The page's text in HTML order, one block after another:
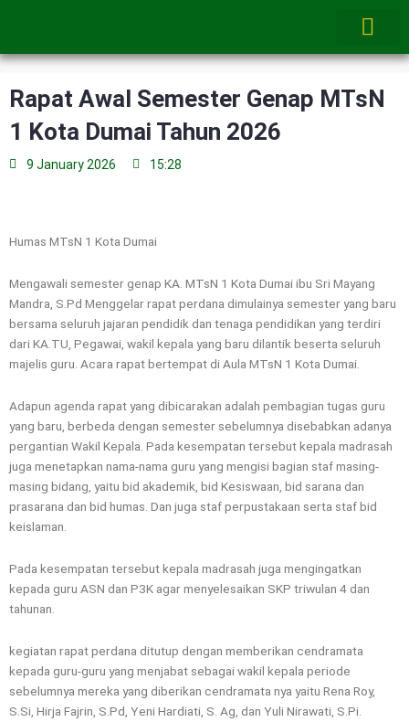
Rapat Awal Semester Genap MTsN
1 Kota Dumai Tahun 2026
9 January 2026 15:28
Humas MTsN 1 Kota Dumai
Mengawali semester genap KA. MTsN 1 Kota Dumai ibu Sri Mayang
Mandra, S.Pd Menggelar rapat perdana dimulainya semester yang baru
bersama seluruh jajaran pendidik dan tenaga pendidikan yang terdiri
dari KA.TU, Pegawai, wakil kepala yang baru dilantik beserta seluruh
majelis guru. Acara rapat bertempat di Aula MTsN 1 Kota Dumai.
Adapun agenda rapat yang dibicarakan adalah pembagian tugas guru
yang baru, berbeda dengan semester sebelumnya disebabkan adanya
pergantian Wakil Kepala. Pada kesempatan tersebut kepala madrasah
juga menetapkan nama-nama guru yang mengisi bagian staf masing-
masing bidang, yaitu bid akademik, bid Kesiswaan, bid sarana dan
prasarana dan bid humas. Dan juga staf perpustakaan serta staf bid
keislaman.
Pada kesempatan tersebut kepala madrasah juga mengingatkan
kepada guru ASN dan P3K agar menyelesaikan SKP triwulan 4 dan
tahunan.
kegiatan rapat perdana ditutup dengan memberikan cendramata
kepada guru-guru yang menjabat sebagai wakil kepala periode
sebelumnya mereka yang diberikan cendramata nya yaitu Rena Roy,
S.Si, Hirja Fajrin, S.Pd, Yeni Hardiati, S. Ag, dan Yuli Nirawati, S.Pi.